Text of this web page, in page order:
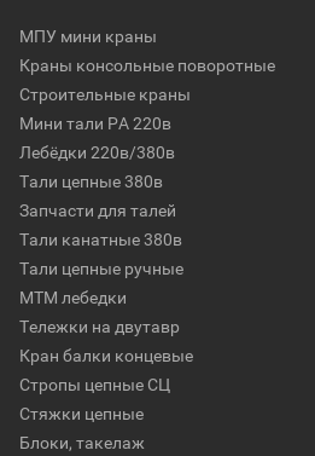
МПУ мини краны
Краны консольные поворотные
Строительные краны
Мини тали РА 220в
Лебёдки 220в/380в
Тали цепные 380в
Запчасти для талей
Тали канатные 380в
Тали цепные ручные
МТМ лебедки
Тележки на двутавр
Кран балки концевые
Стропы цепные СЦ
Стяжки цепные
Блоки, такелаж